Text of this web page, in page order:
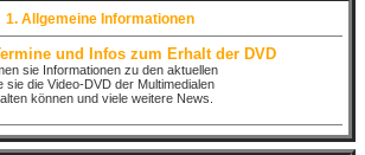
1. Allgemeine Informationen
und Infos zum Erhalt der DVD
sie Informationen zu den aktuellen
sie die Video-DVD der Multimedialen
können und viele weitere News.